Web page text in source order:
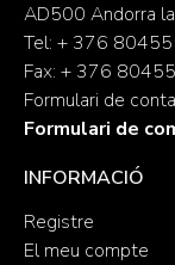
AD500 Andorra
Tel: + 376
Fax: + 376
Formulari de
Formulari de
INFORMACIÓ
Registre
El meu compte